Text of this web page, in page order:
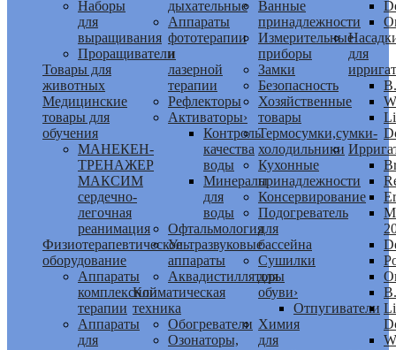
Наборы
для
выращивания
Проращиватели
Товары для
животных
Медицинские
товары для
обучения
МАНЕКЕН-
ТРЕНАЖЕР
МАКСИМ
сердечно-
легочная
реанимация
Физиотерапевтическое
оборудование
Аппараты
комплексной
терапии
Аппараты
для
дыхательные
Аппараты
фототерапии
и
лазерной
терапии
Рефлекторы
Активаторы›
Контроль
качества
воды
Минералы
для
воды
Офтальмология
Ультразвуковые
аппараты
Аквадистилляторы
Климатическая
техника
Обогреватели
Озонаторы,
Ванные
принадлежности
Измерительные
приборы
Замки
Безопасность
Хозяйственные
товары
Термосумки,сумки-
холодильники
Кухонные
принадлежности
Консервирование
Подогреватель
для
бассейна
Сушилки
для
обуви›
Отпугиватели
Химия
для
для